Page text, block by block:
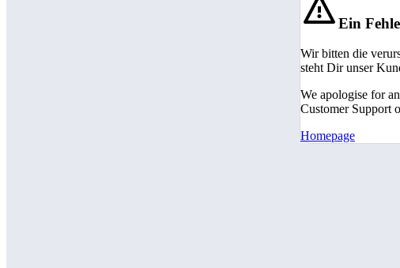
Ein
Wir bitten die
steht Dir unser
We apologise for
Customer Support
Homepage